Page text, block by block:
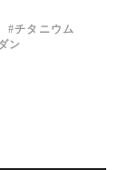
チタニウム
ン